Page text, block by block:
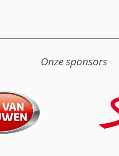
Onze sponsors